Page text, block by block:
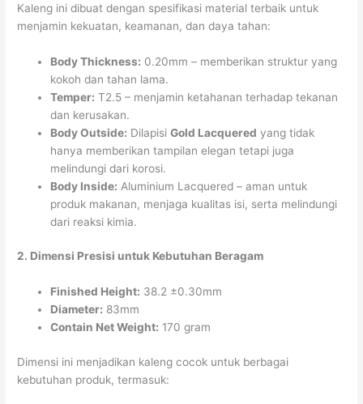
Kaleng ini dibuat dengan spesifikasi material terbaik untuk
menjamin kekuatan, keamanan, dan daya tahan:
Body Thickness: 0.20mm – memberikan struktur yang
kokoh dan tahan lama.
Temper: T2.5 – menjamin ketahanan terhadap tekanan
dan kerusakan.
Body Outside: DilapisiGold Lacquered yang tidak
hanya memberikan tampilan elegan tetapi juga
melindungi dari korosi.
Body Inside: Aluminium Lacquered – aman untuk
produk makanan, menjaga kualitas isi, serta melindungi
dari reaksi kimia.
2. Dimensi Presisi untuk Kebutuhan Beragam
Finished Height: 38.2 ±0.30mm
Diameter: 83mm
Contain Net Weight: 170 gram
Dimensi ini menjadikan kaleng cocok untuk berbagai
kebutuhan produk, termasuk: